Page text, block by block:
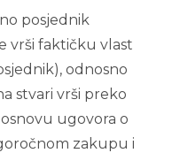
posjednik
vrši faktičku vlast
odnosno
stvari vrši preko
ugovora o
zakupu i